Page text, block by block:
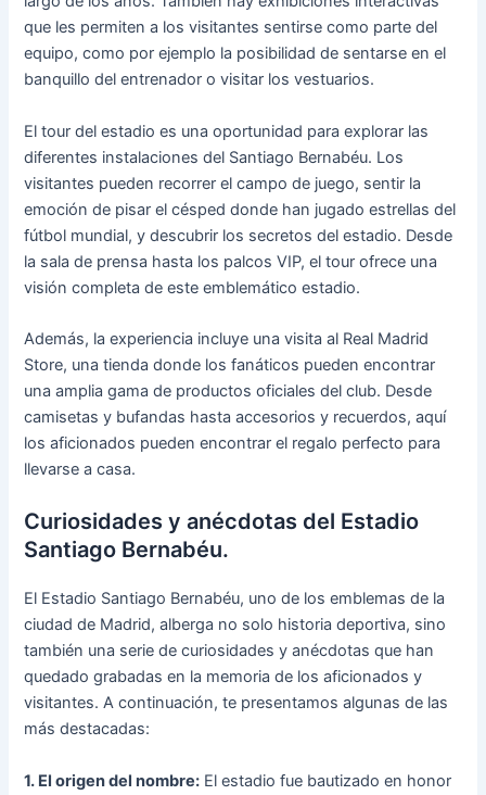
que les permiten a los visitantes sentirse como parte del
equipo, como por ejemplo la posibilidad de sentarse en el
banquillo del entrenador o visitar los vestuarios.
El tour del estadio es una oportunidad para explorar las
diferentes instalaciones del Santiago Bernabéu. Los
visitantes pueden recorrer el campo de juego, sentir la
emoción de pisar el césped donde han jugado estrellas del
fútbol mundial, y descubrir los secretos del estadio. Desde
la sala de prensa hasta los palcos VIP, el tour ofrece una
visión completa de este emblemático estadio.
Además, la experiencia incluye una visita al Real Madrid
Store, una tienda donde los fanáticos pueden encontrar
una amplia gama de productos oficiales del club. Desde
camisetas y bufandas hasta accesorios y recuerdos, aquí
los aficionados pueden encontrar el regalo perfecto para
llevarse a casa.
Curiosidades y anécdotas del Estadio
Santiago Bernabéu.
El Estadio Santiago Bernabéu, uno de los emblemas de la
ciudad de Madrid, alberga no solo historia deportiva, sino
también una serie de curiosidades y anécdotas que han
quedado grabadas en la memoria de los aficionados y
visitantes. A continuación, te presentamos algunas de las
más destacadas:
1. El origen del nombre: El estadio fue bautizado en honor